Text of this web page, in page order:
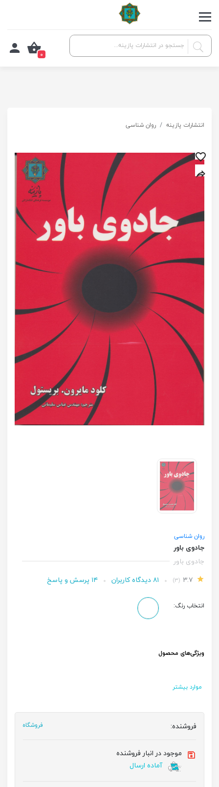
0
انتشارات پازینه روان شناسی
روان شناسی
جادوی باور
جادوی باور
(۳) ۸۱ دیدگاه کاربران ۱۴ پرسش و پاسخ
انتخاب رنگ:
ویژگی‌های محصول
موارد بیشتر
فروشنده: فروشگاه
موجود در انبار فروشنده
آماده ارسال